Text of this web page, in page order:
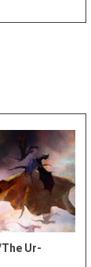
Ur-